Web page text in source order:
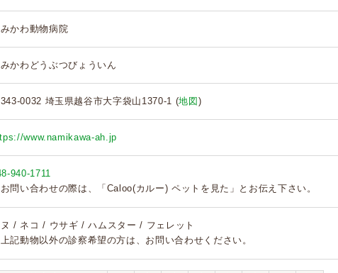
かわ動物病院
かわどうぶつびょういん
0032 埼玉県越谷市大字袋山1370-1 (地図 )
www.namikawa-ah.jp
940-1711
問い合わせの際は、「Caloo(カルー) ペットを見た」とお伝え下さい。
/ ネコ / ウサギ / ハムスター / フェレット
記動物以外の診察希望の方は、お問い合わせください。